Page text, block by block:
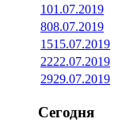
101.07.2019
808.07.2019
1515.07.2019
2222.07.2019
2929.07.2019
Сегодня